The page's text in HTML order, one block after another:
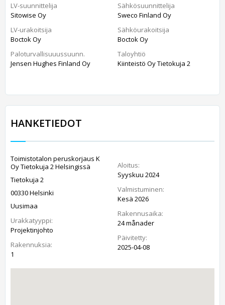
LV-suunnittelija
Sitowise Oy
LV-urakoitsija
Boctok Oy
Paloturvallisuuussuunn.
Jensen Hughes Finland Oy
Sähkösuunnittelija
Sweco Finland Oy
Sähköurakoitsija
Boctok Oy
Taloyhtiö
Kiinteistö Oy Tietokuja 2
HANKETIEDOT
Toimistotalon peruskorjaus K
Oy Tietokuja 2 Helsingissä
Tietokuja 2
00330 Helsinki
Uusimaa
Urakkatyyppi:
Projektinjohto
Rakennuksia:
1
Aloitus:
Syyskuu 2024
Valmistuminen:
Kesä 2026
Rakennusaika:
24 månader
Päivitetty:
2025-04-08